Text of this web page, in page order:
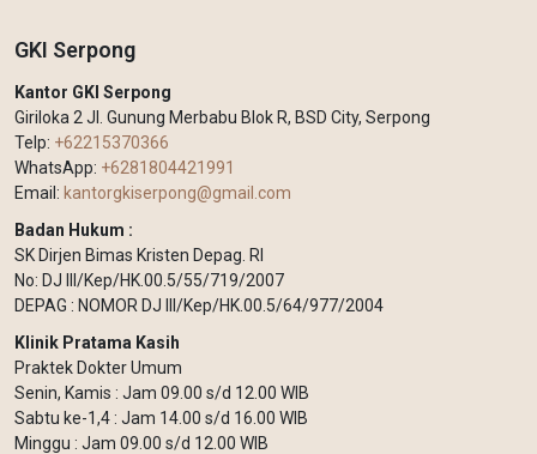
GKI Serpong
Kantor GKI Serpong
Giriloka 2 Jl. Gunung Merbabu Blok R, BSD City, Serpong
Telp: +62215370366
WhatsApp: +6281804421991
Email: kantorgkiserpong@gmail.com
Badan Hukum :
SK Dirjen Bimas Kristen Depag. RI
No: DJ III/Kep/HK.00.5/55/719/2007
DEPAG : NOMOR DJ III/Kep/HK.00.5/64/977/2004
Klinik Pratama Kasih
Praktek Dokter Umum
Senin, Kamis : Jam 09.00 s/d 12.00 WIB
Sabtu ke-1,4 : Jam 14.00 s/d 16.00 WIB
Minggu : Jam 09.00 s/d 12.00 WIB